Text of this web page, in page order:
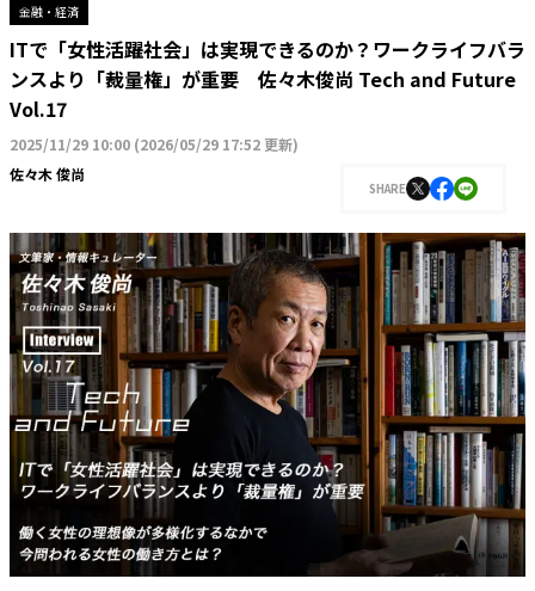
金融・経済
ITで「女性活躍社会」は実現できるのか？ワークライフバラ
ンスより「裁量権」が重要 佐々木俊尚 Tech and Future
Vol.17
2025/11/29 10:00 (2026/05/29 17:52 更新)
佐々木 俊尚
SHARE